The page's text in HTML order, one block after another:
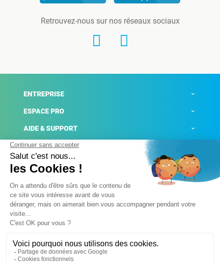
Retrouvez-nous sur nos réseaux sociaux
ENTREPRISE
ESPACE PRO
AIDE & SUPPORT
ACTUALITÉS
Mentions légales
Conditions générales de ventes